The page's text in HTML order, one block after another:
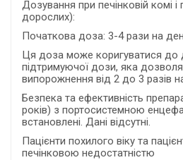
Дозування при печінковій комі
дорослих):
Початкова доза: 3-4 рази на
Ця доза може коригуватися до
підтримуючої дози, яка
випорожнення від 2 до 3 разів
Безпека та ефективність
років) з портосистемною
встановлені. Дані відсутні.
Пацієнти похилого віку та
печінковою недостатністю